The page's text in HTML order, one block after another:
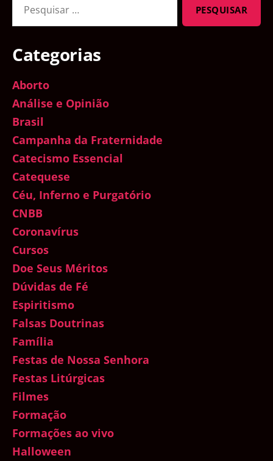
por:
Categorias
Aborto
Análise e Opinião
Brasil
Campanha da Fraternidade
Catecismo Essencial
Catequese
Céu, Inferno e Purgatório
CNBB
Coronavírus
Cursos
Doe Seus Méritos
Dúvidas de Fé
Espiritismo
Falsas Doutrinas
Família
Festas de Nossa Senhora
Festas Litúrgicas
Filmes
Formação
Formações ao vivo
Halloween